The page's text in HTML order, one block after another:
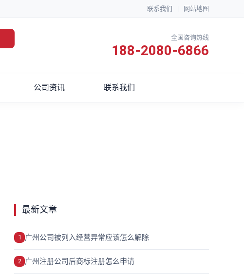
联系我们 网站地图
全国咨询热线
188-2080-6866
公司资讯 联系我们
最新文章
1 广州公司被列入经营异常应该怎么解除
2 广州注册公司后商标注册怎么申请